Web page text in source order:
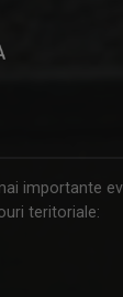
importante
teritoriale: